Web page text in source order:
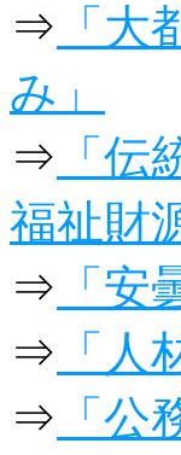
⇒ 「
み」
⇒ 「
福祉財
⇒ 「
⇒ 「
⇒ 「